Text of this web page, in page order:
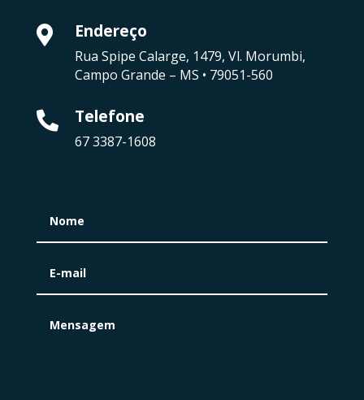
 Endereço
Rua Spipe Calarge, 1479, Vl. Morumbi,
Campo Grande – MS • 79051-560
 Telefone
67 3387-1608